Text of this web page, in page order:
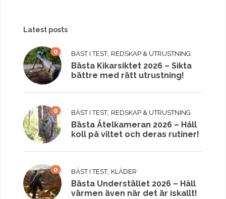
Latest posts
0 BÄST I TEST, REDSKAP & UTRUSTNING
Bästa Kikarsiktet 2026 – Sikta
bättre med rätt utrustning!
0 BÄST I TEST, REDSKAP & UTRUSTNING
Bästa Åtelkameran 2026 – Håll
koll på viltet och deras rutiner!
0 BÄST I TEST, KLÄDER
Bästa Understället 2026 – Håll
värmen även när det är iskallt!